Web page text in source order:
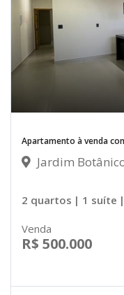
Apartamento à venda
Jardim
2 quartos | 1 suíte
Venda
R$ 500.000